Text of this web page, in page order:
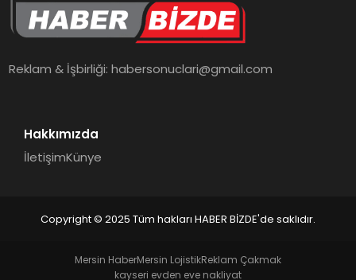
Reklam & İşbirliği:habersonuclari@gmail.com
Hakkımızda
İletişimKünye
Copyright © 2025 Tüm hakları HABER BİZDE'de saklıdır.
Mersin HaberMersin LojistikReklam Çakmak
kayseri evden eve nakliyat